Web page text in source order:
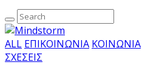
ALL ΕΠΙΚΟΙΝΩΝΙΑ ΚΟΙΝΩΝΙΑ
ΣΧΕΣΕΙΣ